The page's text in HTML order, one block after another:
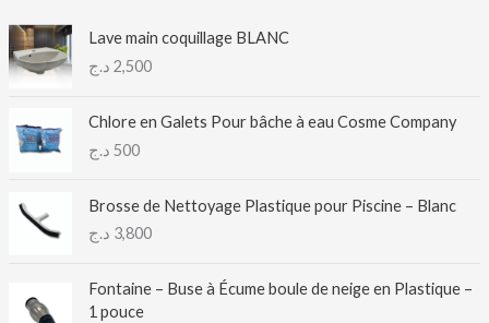
Lave main coquillage BLANC
2,500 د.ج
Chlore en Galets Pour bâche à eau Cosme Company
500 د.ج
Brosse de Nettoyage Plastique pour Piscine – Blanc
3,800 د.ج
Fontaine – Buse à Écume boule de neige en Plastique –
1 pouce